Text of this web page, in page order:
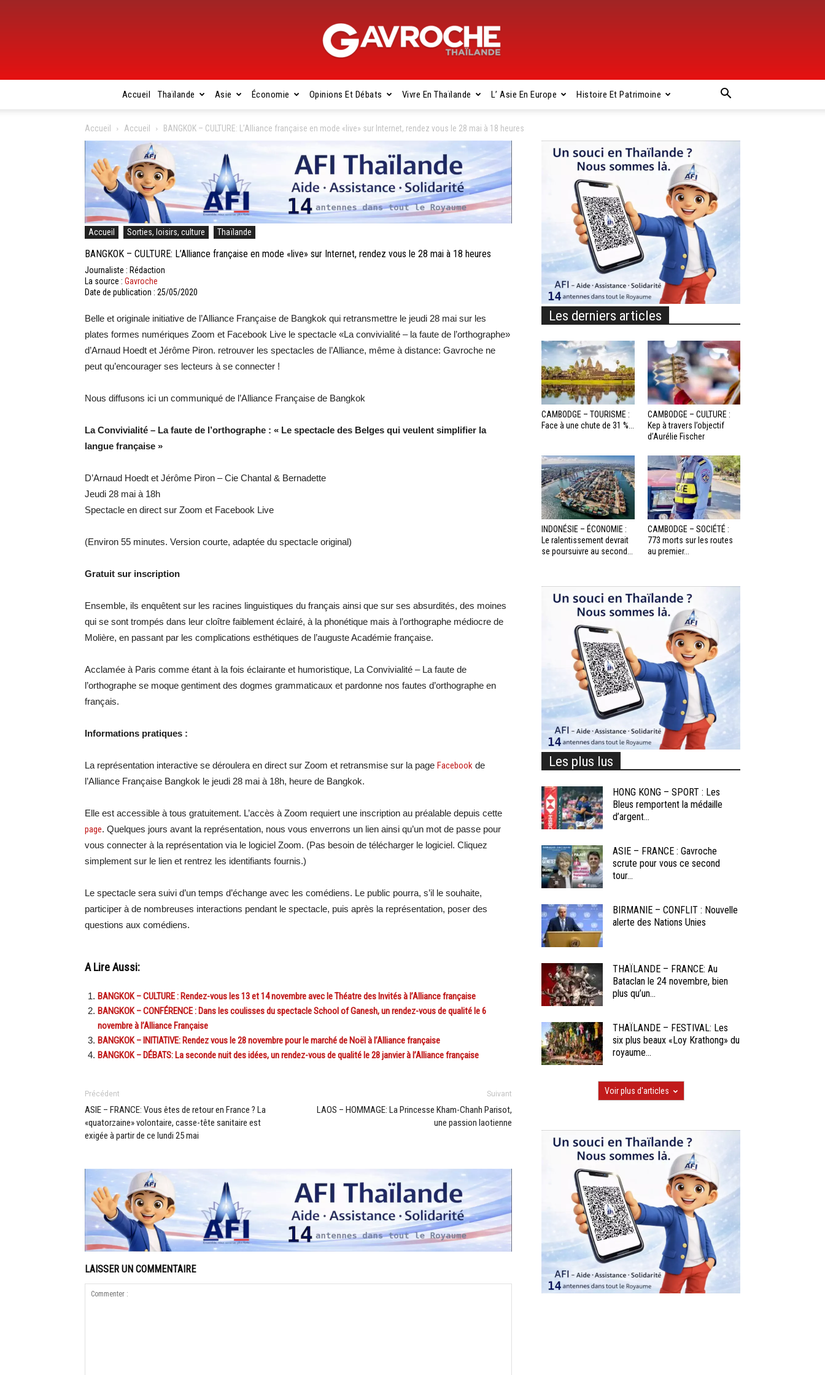
Gavroche
Thaïlande
Accueil Thaïlande Asie Économie Opinions Et Débats Vivre En Thaïlande L’ Asie En Europe Histoire Et Patrimoine
Accueil Accueil BANGKOK – CULTURE: L’Alliance française en mode «live» sur Internet, rendez vous le 28 mai à 18 heures
Accueil Sorties, loisirs, culture Thaïlande
BANGKOK – CULTURE: L’Alliance française en mode «live» sur Internet, rendez vous le 28 mai à 18 heures
Journaliste : Rédaction
La source : Gavroche
Date de publication : 25/05/2020
Belle et originale initiative de l’Alliance Française de Bangkok qui retransmettre le jeudi 28 mai sur les
plates formes numériques Zoom et Facebook Live le spectacle «La convivialité – la faute de l’orthographe»
d’Arnaud Hoedt et Jérôme Piron. retrouver les spectacles de l’Alliance, même à distance: Gavroche ne
peut qu’encourager ses lecteurs à se connecter !
Nous diffusons ici un communiqué de l’Alliance Française de Bangkok
La Convivialité – La faute de l’orthographe : « Le spectacle des Belges qui veulent simplifier la
langue française »
D’Arnaud Hoedt et Jérôme Piron – Cie Chantal & Bernadette
Jeudi 28 mai à 18h
Spectacle en direct sur Zoom et Facebook Live
(Environ 55 minutes. Version courte, adaptée du spectacle original)
Gratuit sur inscription
Ensemble, ils enquêtent sur les racines linguistiques du français ainsi que sur ses absurdités, des moines
qui se sont trompés dans leur cloître faiblement éclairé, à la phonétique mais à l’orthographe médiocre de
Molière, en passant par les complications esthétiques de l’auguste Académie française.
Acclamée à Paris comme étant à la fois éclairante et humoristique, La Convivialité – La faute de
l’orthographe se moque gentiment des dogmes grammaticaux et pardonne nos fautes d’orthographe en
français.
Informations pratiques :
La représentation interactive se déroulera en direct sur Zoom et retransmise sur la page Facebook de
l’Alliance Française Bangkok le jeudi 28 mai à 18h, heure de Bangkok.
Elle est accessible à tous gratuitement. L’accès à Zoom requiert une inscription au préalable depuis cette
page. Quelques jours avant la représentation, nous vous enverrons un lien ainsi qu’un mot de passe pour
vous connecter à la représentation via le logiciel Zoom. (Pas besoin de télécharger le logiciel. Cliquez
simplement sur le lien et rentrez les identifiants fournis.)
Le spectacle sera suivi d’un temps d’échange avec les comédiens. Le public pourra, s’il le souhaite,
participer à de nombreuses interactions pendant le spectacle, puis après la représentation, poser des
questions aux comédiens.
A Lire Aussi:
BANGKOK – CULTURE : Rendez-vous les 13 et 14 novembre avec le Théatre des Invités à l’Alliance française
BANGKOK – CONFÉRENCE : Dans les coulisses du spectacle School of Ganesh, un rendez-vous de qualité le 6
novembre à l’Alliance Française
BANGKOK – INITIATIVE: Rendez vous le 28 novembre pour le marché de Noël à l’Alliance française
BANGKOK – DÉBATS: La seconde nuit des idées, un rendez-vous de qualité le 28 janvier à l’Alliance française
Précédent
ASIE – FRANCE: Vous êtes de retour en France ? La
«quatorzaine» volontaire, casse-tête sanitaire est
exigée à partir de ce lundi 25 mai
Suivant
LAOS – HOMMAGE: La Princesse Kham-Chanh Parisot,
une passion laotienne
LAISSER UN COMMENTAIRE
Les derniers articles
CAMBODGE – TOURISME :
Face à une chute de 31 %...
CAMBODGE – CULTURE :
Kep à travers l’objectif
d’Aurélie Fischer
INDONÉSIE – ÉCONOMIE :
Le ralentissement devrait
se poursuivre au second...
CAMBODGE – SOCIÉTÉ :
773 morts sur les routes
au premier...
Les plus lus
HONG KONG – SPORT : Les
Bleus remportent la médaille
d’argent...
ASIE – FRANCE : Gavroche
scrute pour vous ce second
tour...
BIRMANIE – CONFLIT : Nouvelle
alerte des Nations Unies
THAÏLANDE – FRANCE: Au
Bataclan le 24 novembre, bien
plus qu’un...
THAÏLANDE – FESTIVAL: Les
six plus beaux «Loy Krathong» du
royaume...
Voir plus d'articles